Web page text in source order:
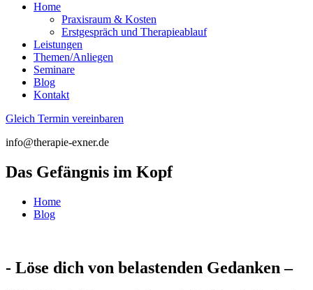
Home
Praxisraum & Kosten
Erstgespräch und Therapieablauf
Leistungen
Themen/Anliegen
Seminare
Blog
Kontakt
Gleich Termin vereinbaren
info@therapie-exner.de
Das Gefängnis im Kopf
Home
Blog
- Löse dich von belastenden Gedanken –